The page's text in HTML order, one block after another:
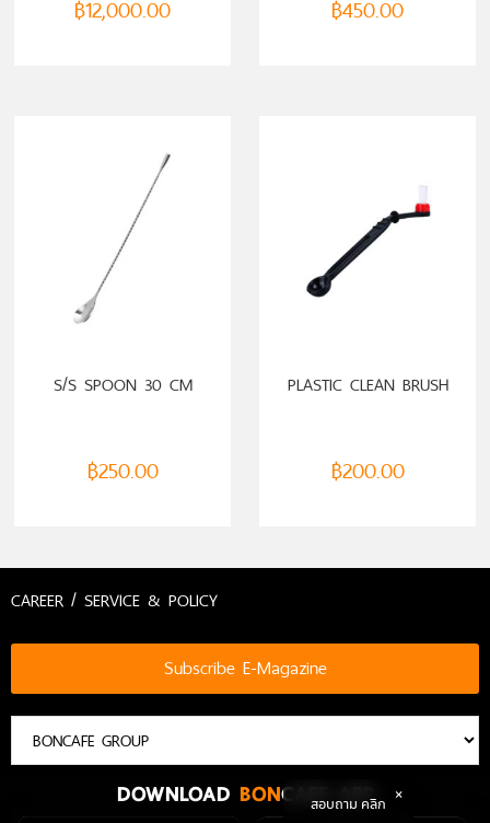
฿12,000.00 ฿450.00
S/S SPOON 30 CM
฿250.00
PLASTIC CLEAN BRUSH
฿200.00
CAREER / SERVICE & POLICY
Subscribe E-Magazine
DOWNLOAD BONCAFE APP
สอบถาม คลิก